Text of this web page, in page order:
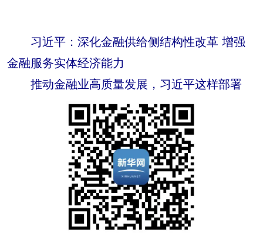
习近平：深化金融供给侧结构性改革 增强
金融服务实体经济能力
推动金融业高质量发展，习近平这样部署